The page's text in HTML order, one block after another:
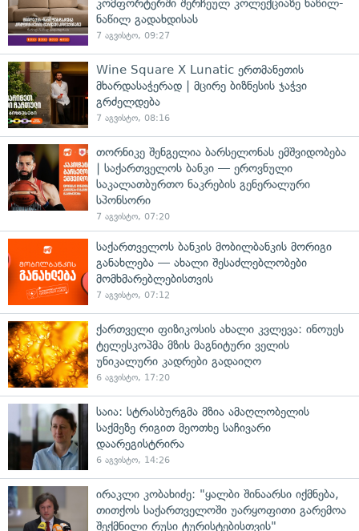
კომფორტერში შერჩეულ კოლექციაზე ნაწილ-
ნაწილ გადახდისას
7 აგვისტო, 09:27
Wine Square X Lunatic ერთმანეთის
მხარდასაჭერად | მცირე ბიზნესის ჯაჭვი
გრძელდება
7 აგვისტო, 08:16
თორნიკე შენგელია ბარსელონას ემშვიდობება
| საქართველოს ბანკი — ეროვნული
საკალათბურთო ნაკრების გენერალური
სპონსორი
7 აგვისტო, 07:20
საქართველოს ბანკის მობილბანკის მორიგი
განახლება — ახალი შესაძლებლობები
მომხმარებლებისთვის
7 აგვისტო, 07:12
ქართველი ფიზიკოსის ახალი კვლევა: ინოუეს
ტელესკოპმა მზის მაგნიტური ველის
უნიკალური კადრები გადაიღო
6 აგვისტო, 17:20
საია: სტრასბურგმა მზია ამაღლობელის
საქმეზე რიგით მეოთხე საჩივარი
დაარეგისტრირა
6 აგვისტო, 14:26
ირაკლი კობახიძე: "ყალბი შინაარსი იქმნება,
თითქოს საქართველოში უარყოფითი გარემოა
შექმნილი რუსი ტურისტებისთვის"